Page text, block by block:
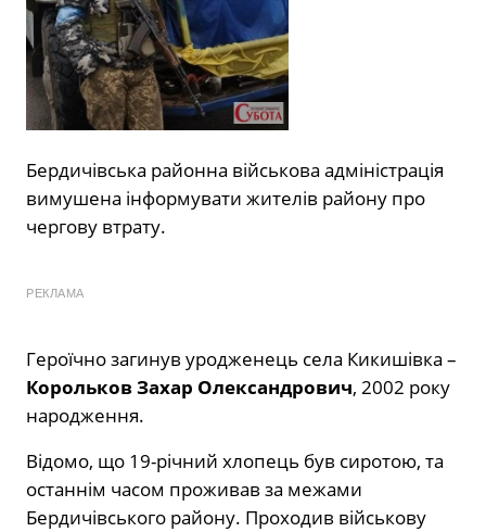
Бердичівська районна військова адміністрація
вимушена інформувати жителів району про
чергову втрату.
РЕКЛАМА
Героїчно загинув уродженець села Кикишівка –
Корольков Захар Олександрович, 2002 року
народження.
Відомо, що 19-річний хлопець був сиротою, та
останнім часом проживав за межами
Бердичівського району. Проходив військову